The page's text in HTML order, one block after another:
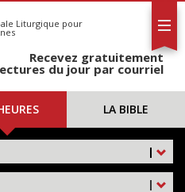
Liturgique pour
Recevez gratuitement
du jour par courriel
LA BIBLE
|
|